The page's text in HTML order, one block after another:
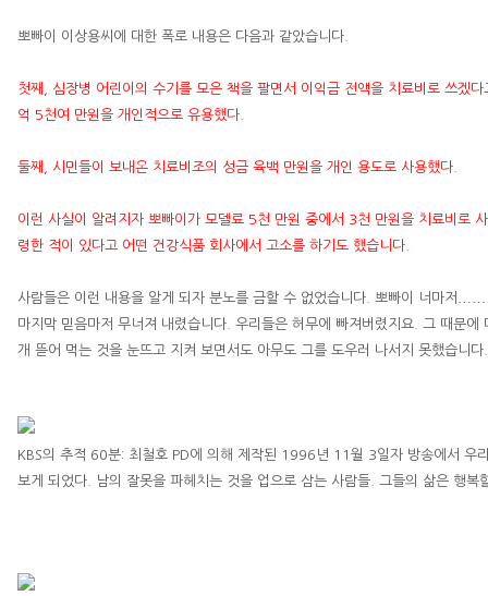
뽀빠이 이상용씨에 대한 폭로 내용은 다음과 같았습니다
첫째
심장병 어린이의 수기를 모은 책을 팔면서 이익금 전액을 치료비로 쓰겠
억 5천여 만원을 개인적으로 유용했다
둘째 시민들이 보내온 치료비조의 성금 육백 만원을 개인 용도로 사용했다
이런 사실이 알려지자 뽀빠이가 모델료 5천 만원 중에서 3천 만원을 치료비로
령한 적이 있다고 어떤 건강식품 회사에서 고소를 하기도 했습니다
사람들은 이런 내용을 알게 되자 분노를 금할 수 없었습니다 뽀빠이 너마저 ……
마지막 믿음마저 무너져 내렸습니다 우리들은 허무에 빠져버렸지요
그 때문에
개 뜯어 먹는 것을 눈뜨고 지켜 보면서도 아무도 그를 도우러 나서지 못했습니다
KBS의 추적 60분: 최철호 PD에 의해 제작된 1996 년 11 월 3일자 방송에서 우
보게 되었다
남의 잘못을 파헤치는 것을 업으로 삼는 사람들 그들의 삶은 행복